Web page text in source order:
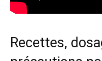
Recettes,